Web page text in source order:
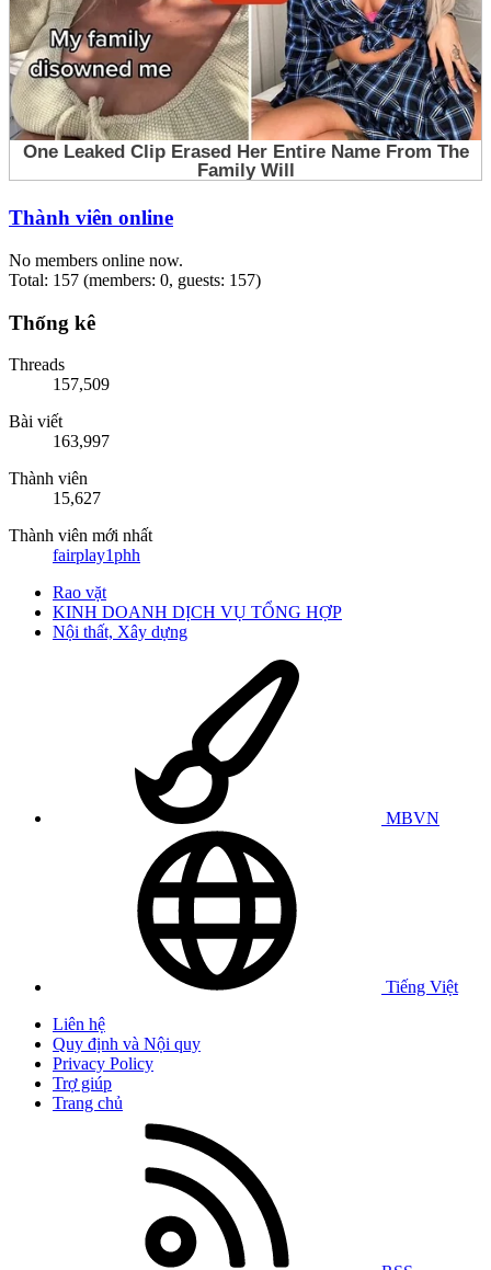
Thành viên online
No members online now.
Total: 157 (members: 0, guests: 157)
Thống kê
Threads
157,509
Bài viết
163,997
Thành viên
15,627
Thành viên mới nhất
fairplay1phh
Rao vặt
KINH DOANH DỊCH VỤ TỔNG HỢP
Nội thất, Xây dựng
MBVN
Tiếng Việt
Liên hệ
Quy định và Nội quy
Privacy Policy
Trợ giúp
Trang chủ